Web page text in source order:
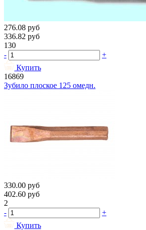
276.08 руб
336.82 руб
130
-
+
Купить
16869
Зубило плоское 125 омедн.
330.00 руб
402.60 руб
2
-
+
Купить